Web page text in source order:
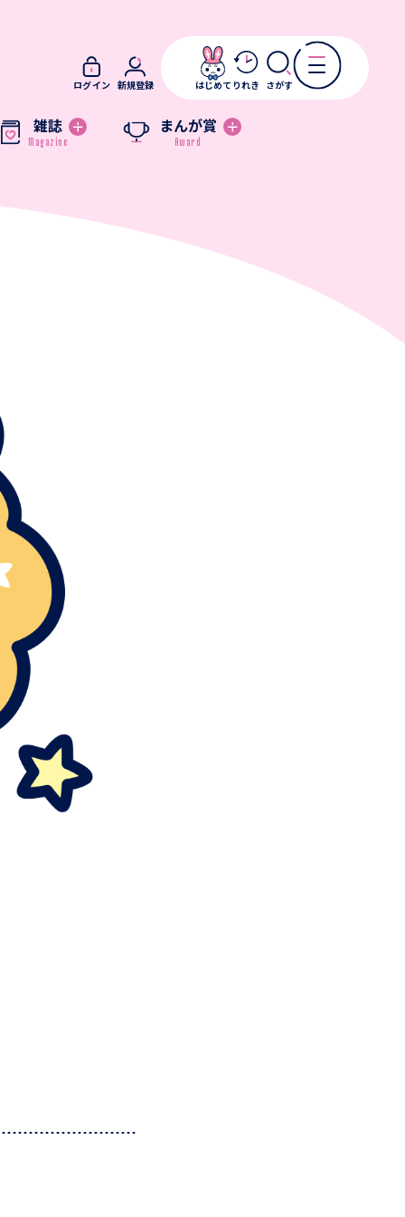
雑誌 まんが賞
ログイン 新規登録 はじめて りれき さがす